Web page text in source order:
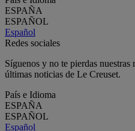
ESPAÑA
ESPAÑOL
Español
Redes sociales
Síguenos y no te pierdas nuestras
últimas noticias de Le Creuset.
País e Idioma
ESPAÑA
ESPAÑOL
Español